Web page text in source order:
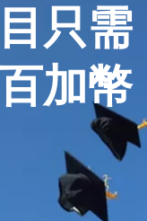
只需
加幣